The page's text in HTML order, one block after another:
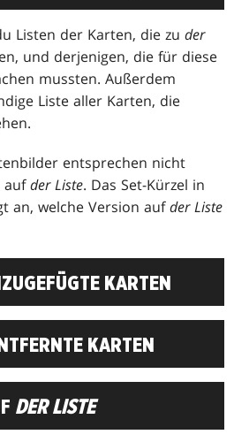
Listen der Karten, die zuder
und derjenigen, die für diese
mussten. Außerdem
Liste aller Karten, die
entsprechen nicht
aufder Liste. Das Set-Kürzel in
an, welche Version aufder Liste
KARTEN
KARTEN
DER LISTE